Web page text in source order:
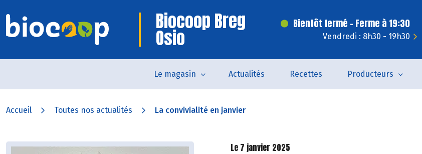
Biocoop Breg
Osio
Bientôt fermé - Ferme à 19:30
Vendredi : 8h30 - 19h30
Le magasin Actualités Recettes Producteurs
Accueil Toutes nos actualités La convivialité en janvier
Le 7 janvier 2025